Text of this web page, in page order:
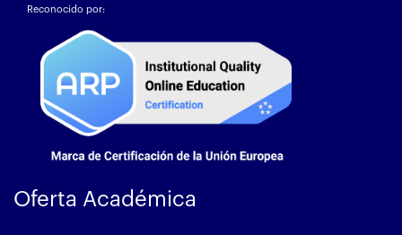
Reconocido por:
Oferta Académica